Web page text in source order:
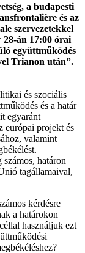
‌a‌ ‌budapesti‌
‌és‌ ‌az‌
szervezetekkel
‌28-án‌ ‌17:00‌ ‌órai‌‌
‌együttműködés‌
‌Trianon‌ ‌után”.‌
és szociális
és a határ
egyaránt
európai projekt és
valamint
határon
tagállamaival,
kérdésre
a határokon
használjuk ezt